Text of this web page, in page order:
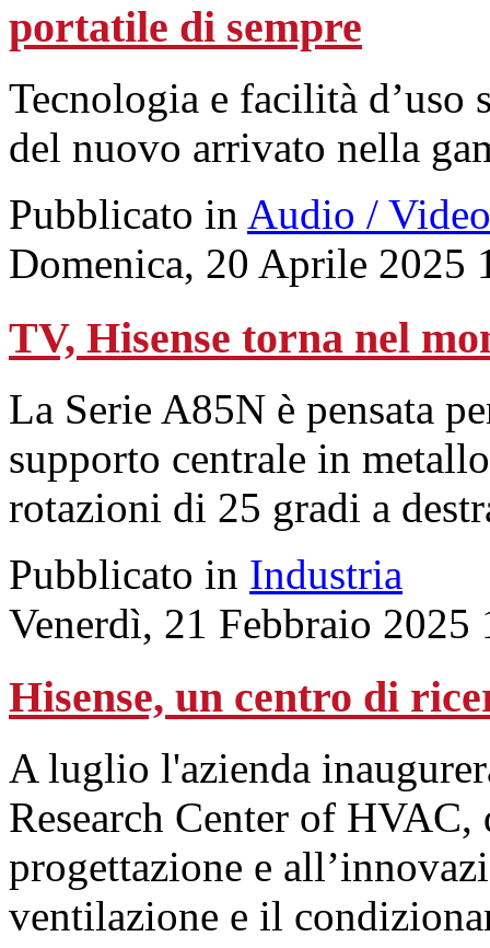
portatile di sempre
Tecnologia e facilità
del nuovo arrivato nella
Pubblicato in Audio / Video
Domenica, 20 Aprile 2025
TV, Hisense torna nel
La Serie A85N è pensata
supporto centrale in
rotazioni di 25 gradi a
Pubblicato in Industria
Venerdì, 21 Febbraio 2025
Hisense, un centro di
A luglio l'azienda
Research Center of
progettazione e
ventilazione e il